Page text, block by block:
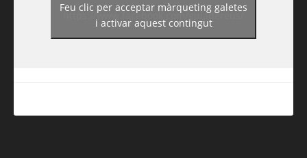
https://www.facebook.com/guiadereus/
Feu clic per acceptar màrqueting galetes
i activar aquest contingut